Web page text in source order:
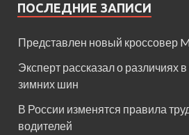
ПОСЛЕДНИЕ ЗАПИСИ
Представлен новый кроссовер
Эксперт рассказал о различиях
зимних шин
В России изменятся правила
водителей